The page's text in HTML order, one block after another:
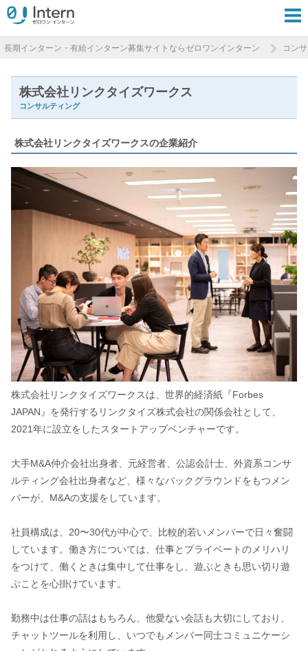
長期インターン・有給インターン募集サイトならゼロワンインターン コン
株式会社リンクタイズワークス
コンサルティング
株式会社リンクタイズワークスの企業紹介
株式会社リンクタイズワークスは、世界的経済紙『Forbes
JAPAN』を発行するリンクタイズ株式会社の関係会社として、
2021年に設立をしたスタートアップベンチャーです。
大手M&A仲介会社出身者、元経営者、公認会計士、外資系コンサ
ルティング会社出身者など、様々なバックグラウンドをもつメン
バーが、M&Aの支援をしています。
社員構成は、20〜30代が中心で、比較的若いメンバーで日々奮闘
しています。働き方については、仕事とプライベートのメリハリ
をつけて、働くときは集中して仕事をし、遊ぶときも思い切り遊
ぶことを心掛けています。
勤務中は仕事の話はもちろん、他愛ない会話も大切にしており、
チャットツールを利用し、いつでもメンバー同士コミュニケーシ